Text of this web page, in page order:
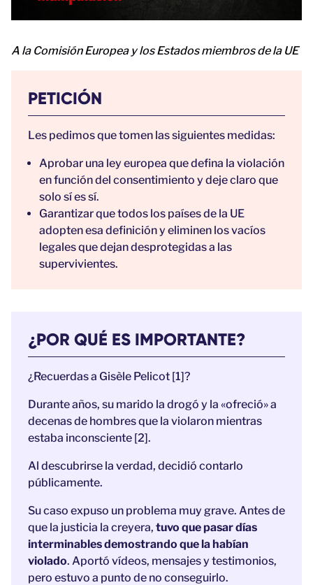
A la Comisión Europea y los Estados miembros de la UE
PETICIÓN
Les pedimos que tomen las siguientes medidas:
Aprobar una ley europea que defina la violación
en función del consentimiento y deje claro que
solo sí es sí.
Garantizar que todos los países de la UE
adopten esa definición y eliminen los vacíos
legales que dejan desprotegidas a las
supervivientes.
¿POR QUÉ ES IMPORTANTE?
¿Recuerdas a Gisèle Pelicot [1]?
Durante años, su marido la drogó y la «ofreció» a
decenas de hombres que la violaron mientras
estaba inconsciente [2].
Al descubrirse la verdad, decidió contarlo
públicamente.
Su caso expuso un problema muy grave. Antes de
que la justicia la creyera, tuvo que pasar días
interminables demostrando que la habían
violado. Aportó vídeos, mensajes y testimonios,
pero estuvo a punto de no conseguirlo.